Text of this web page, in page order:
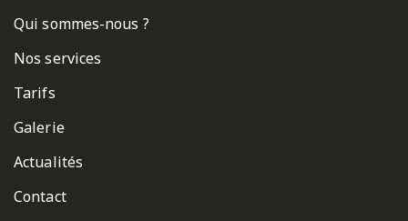
Qui sommes-nous ?
Nos services
Tarifs
Galerie
Actualités
Contact